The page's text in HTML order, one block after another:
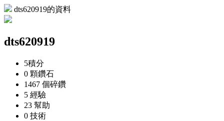
dts620919的資料
dts620919
5積分
0 顆鑽石
1467 個碎鑽
5 經驗
23 幫助
0 技術